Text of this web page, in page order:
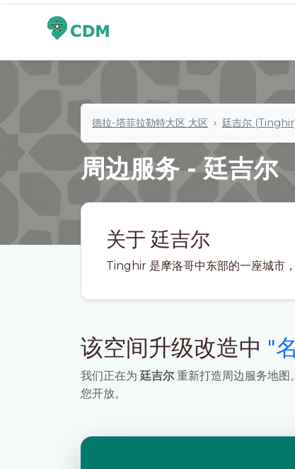
德拉-塔菲拉勒特大区 大区 廷吉尔
周边服务 - 廷吉尔
关于 廷吉尔
Tinghir 是摩洛哥中东部的一座城市
该空间升级改造中 "
我们正在为 廷吉尔 重新打造周边服务地图
您开放。